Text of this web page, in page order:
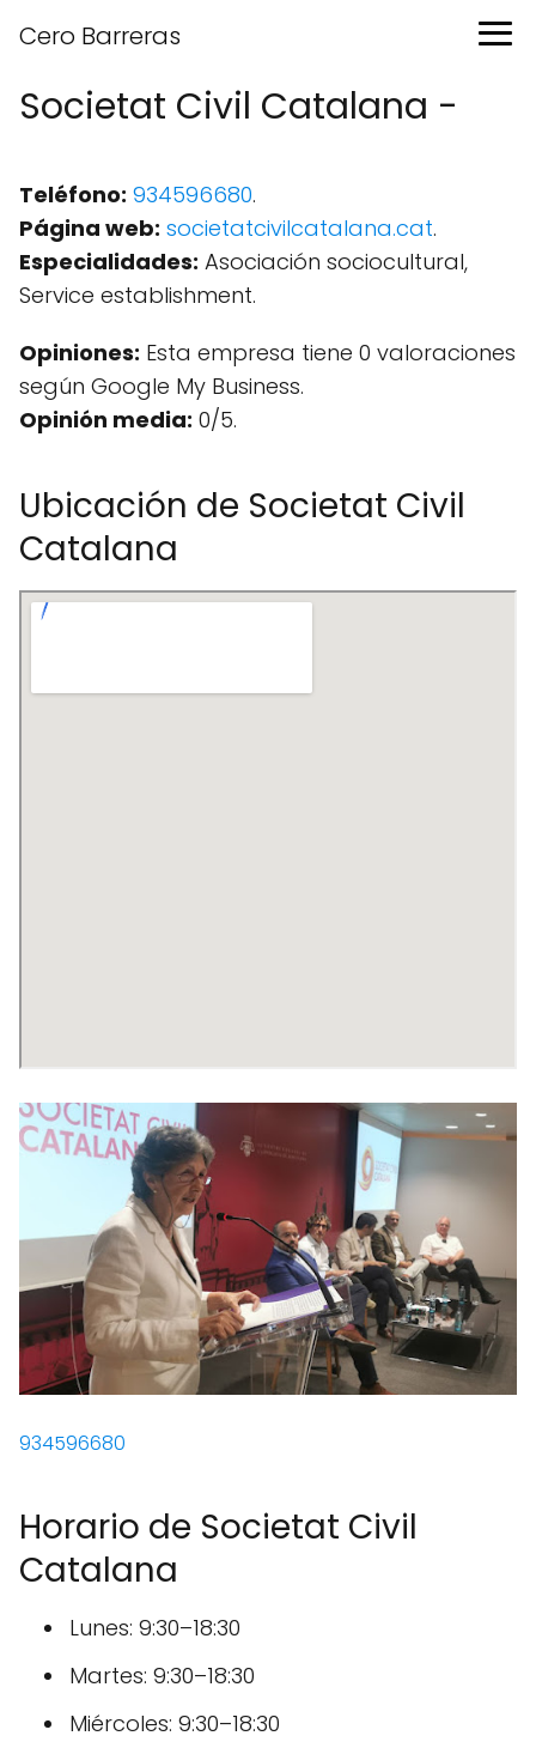
Cero Barreras
Societat Civil Catalana -
Teléfono: 934596680.
Página web: societatcivilcatalana.cat.
Especialidades: Asociación sociocultural,
Service establishment.
Opiniones: Esta empresa tiene 0 valoraciones
según Google My Business.
Opinión media: 0/5.
Ubicación de Societat Civil
Catalana
934596680
Horario de Societat Civil
Catalana
Lunes: 9:30–18:30
Martes: 9:30–18:30
Miércoles: 9:30–18:30